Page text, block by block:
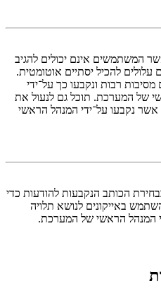
המשתמשים אינם יכולים להגיב
להכיל יסתיים אוטומטית.
מסיבות רבות ונקבעו כך על־ידי
של המערכת. תוכל גם לנעול את
נקבעו על־ידי המנהל הראשי
הכותב הנקבעות להודעות כדי
באייקונים לנושא תלויה
המנהל הראשי של המערכת.